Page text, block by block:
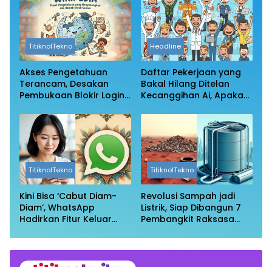
TitiknolTekno
Akses Pengetahuan
Terancam, Desakan
Pembukaan Blokir Login
Headline
Daftar Pekerjaan yang
Bakal Hilang Ditelan
Kecanggihan Ai, Apakah
Aman?
TitiknolTekno
Kini Bisa ‘Cabut Diam-
Diam’, WhatsApp
Hadirkan Fitur Keluar
TitiknolTekno
Revolusi Sampah jadi
Listrik, Siap Dibangun 7
Pembangkit Raksasa